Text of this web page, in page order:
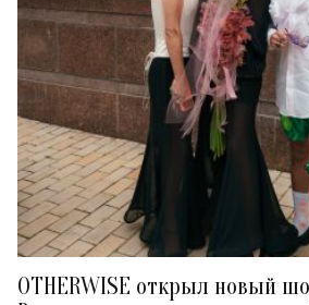
OTHERWISE открыл новый